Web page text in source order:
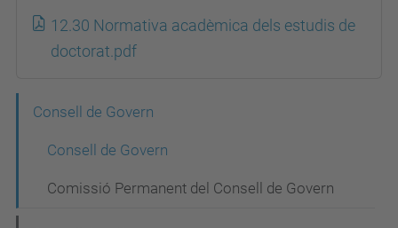
12.30 Normativa acadèmica dels estudis de
doctorat.pdf
e
Consell de Govern
Consell de Govern
Comissió Permanent del Consell de Govern